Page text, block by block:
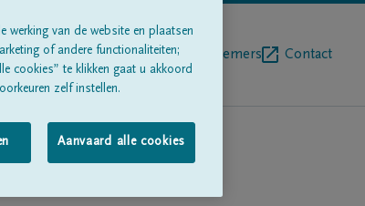
Over onsBegrafenisondernemers Contact
werking van de website en plaatsen
of andere functionaliteiten;
cookies” te klikken gaat u akkoord
zelf instellen.
Aanvaard alle cookies